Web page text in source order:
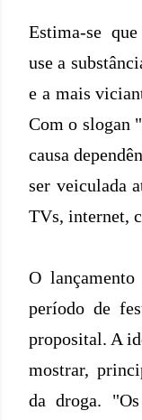
Estima-se
use a
e a mais
Com o slogan
causa
ser veiculada
TVs, internet,
O
período de
proposital. A
mostrar,
da droga.